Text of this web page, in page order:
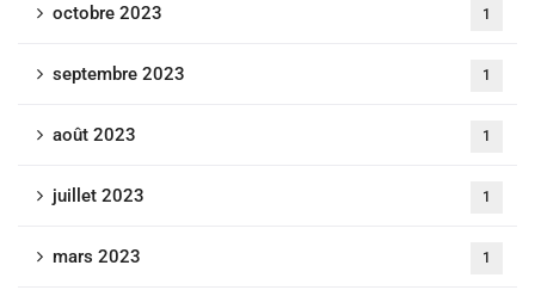
octobre 2023 1
septembre 2023 1
août 2023 1
juillet 2023 1
mars 2023 1